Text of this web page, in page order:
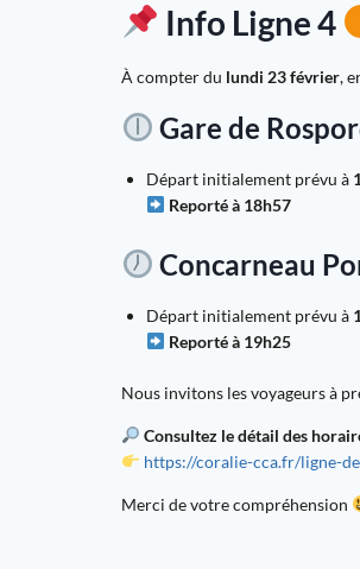
Info Ligne 4
À compter du lundi 23 février,
Gare de
Départ initialement prévu à
Reporté à 18h57
Concarneau
Départ initialement prévu à
Reporté à 19h25
Nous invitons les voyageurs à
Consultez le détail des
https://coralie-cca.fr/ligne-
Merci de votre compréhension